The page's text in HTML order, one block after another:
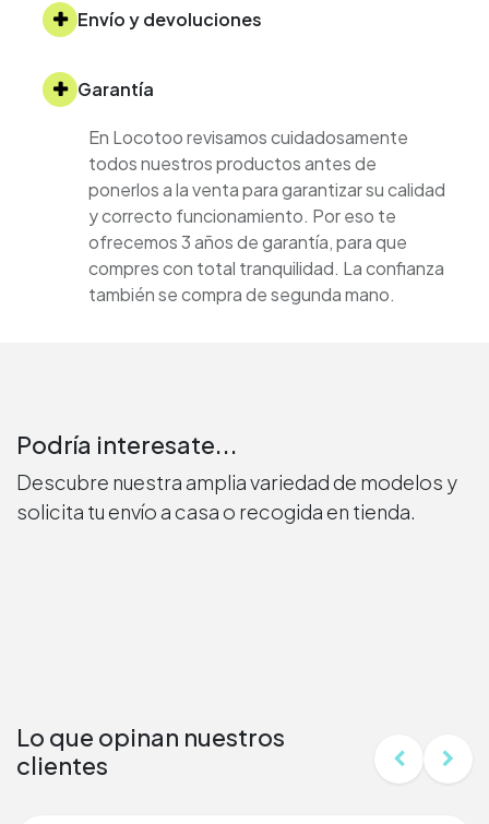
Envío y devoluciones
Garantía
En Locotoo revisamos cuidadosamente
todos nuestros productos antes de
ponerlos a la venta para garantizar su calidad
y correcto funcionamiento. Por eso te
ofrecemos 3 años de garantía, para que
compres con total tranquilidad. La confianza
también se compra de segunda mano.
Podría interesate...
Descubre nuestra amplia variedad de modelos y
solicita tu envío a casa o recogida en tienda.
Lo que opinan nuestros
clientes